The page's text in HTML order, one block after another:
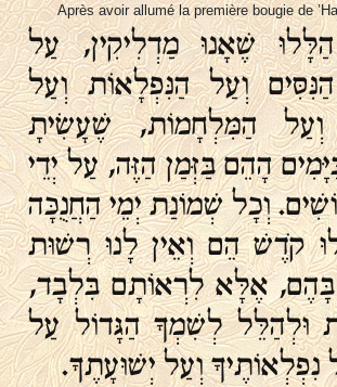
Après avoir allumé la première bougie de
הַלָּלוּ שֶׁאָנוּ מַדְלִיקִין, עַל
הַנִּסִּים וְעַל הַנִּפְלָאוֹת וְעַל
וְעַל הַמִּלְחָמוֹת, שֶׁעָשִׂיתָ
הָהֵם בַּזְּמַן הַזֶּה, עַל יְדֵי
וְכָל שְׁמוֹנַת יְמֵי הַחֲנֻכָּה
קֹדֶשׁ הֵם וְאֵין לָנוּ רְשׁוּת
אֶלָּא לִרְאוֹתָם בִּלְבָד,
וּלְהַלֵּל לְשִׁמְךָ הַגָּדוֹל עַל
נִפְלְאוֹתֶיךָ וְעַל יְשׁוּעָתֶךָ.